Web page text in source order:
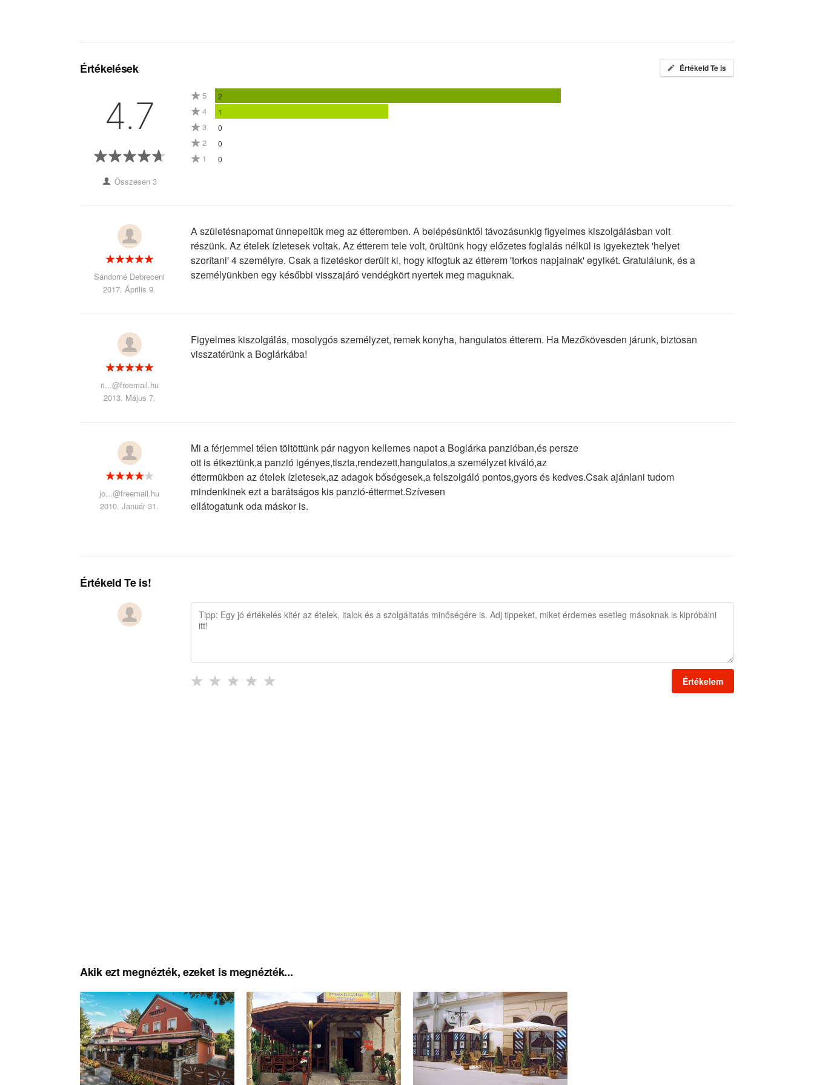
Az árváltozás jogát fenntartjuk!
Értékelések Értékeld Te is
4.7
Összesen 3
5 2
4 1
3 0
2 0
1 0
Sándorné Debreceni
2017. Április 9.
A születésnapomat ünnepeltük meg az étteremben. A belépésünktől távozásunkig figyelmes kiszolgálásban volt
részünk. Az ételek ízletesek voltak. Az étterem tele volt, örültünk hogy előzetes foglalás nélkül is igyekeztek 'helyet
szorítani' 4 személyre. Csak a fizetéskor derült ki, hogy kifogtuk az étterem 'torkos napjainak' egyikét. Gratulálunk, és a
személyünkben egy későbbi visszajáró vendégkört nyertek meg maguknak.
ri...@freemail.hu
2013. Május 7.
Figyelmes kiszolgálás, mosolygós személyzet, remek konyha, hangulatos étterem. Ha Mezőkövesden járunk, biztosan
visszatérünk a Boglárkába!
jo...@freemail.hu
2010. Január 31.
Mi a férjemmel télen töltöttünk pár nagyon kellemes napot a Boglárka panzióban,és persze
ott is étkeztünk,a panzió igényes,tiszta,rendezett,hangulatos,a személyzet kiváló,az
éttermükben az ételek ízletesek,az adagok bőségesek,a felszolgáló pontos,gyors és kedves.Csak ajánlani tudom
mindenkinek ezt a barátságos kis panzió-éttermet.Szívesen
ellátogatunk oda máskor is.
Értékeld Te is!
Értékelem
Akik ezt megnézték, ezeket is megnézték...